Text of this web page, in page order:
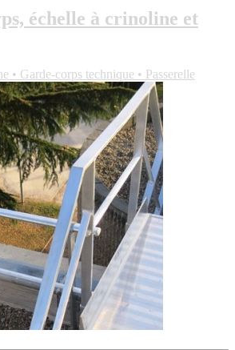
échelle à crinoline et
• Garde-corps technique • Passerelle